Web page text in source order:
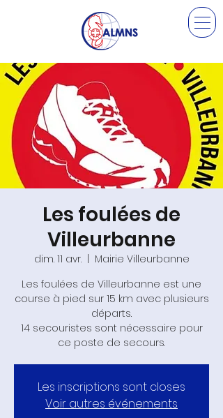
Les foulées de
Villeurbanne
dim. 11 avr.
  |
Mairie Villeurbanne
Les foulées de Villeurbanne est une
course à pied sur 15 km avec plusieurs
départs.
14 secouristes sont nécessaire pour
ce poste de secours.
Les inscriptions sont closes
Voir autres événements